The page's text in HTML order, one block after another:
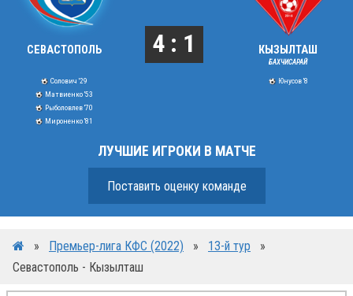
СЕВАСТОПОЛЬ
Солович '29
Матвиенко '53
Рыболовлев '70
Мироненко '81
4 : 1 КЫЗЫЛТАШ
БАХЧИСАРАЙ
Юнусов '8
ЛУЧШИЕ ИГРОКИ В МАТЧЕ
Поставить оценку команде
» Премьер-лига КФС (2022) » 13-й тур
»
Севастополь - Кызылташ